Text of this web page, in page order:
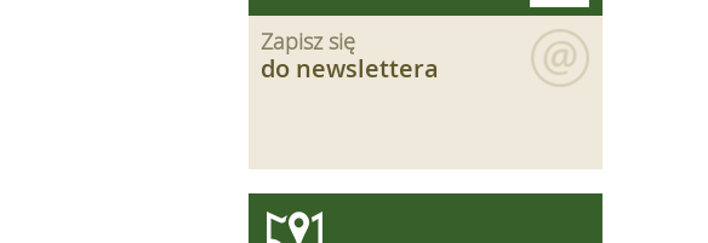
Zapisz się
do newslettera